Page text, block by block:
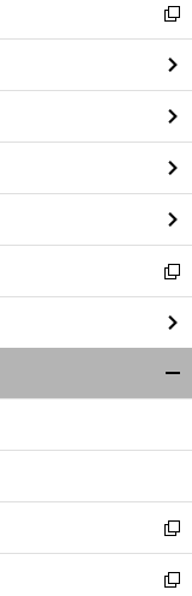
閉
る
新
し
い
ウ
ィ
ン
ド
ウ
で
開
く
新
し
い
ウ
ィ
ン
ウ
開
く
新
し
い
新